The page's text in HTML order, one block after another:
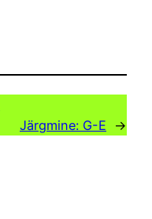
Järgmine: G-E →